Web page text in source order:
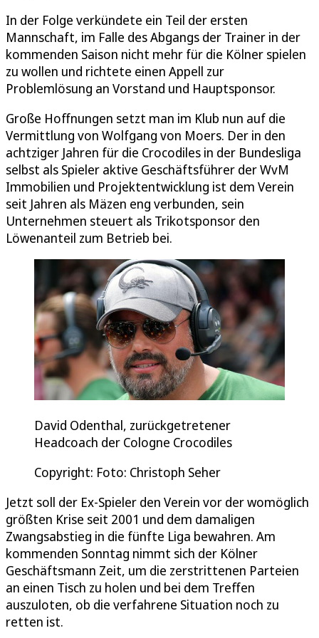
In der Folge verkündete ein Teil der ersten
Mannschaft, im Falle des Abgangs der Trainer in der
kommenden Saison nicht mehr für die Kölner spielen
zu wollen und richtete einen Appell zur
Problemlösung an Vorstand und Hauptsponsor.
Große Hoffnungen setzt man im Klub nun auf die
Vermittlung von Wolfgang von Moers. Der in den
achtziger Jahren für die Crocodiles in der Bundesliga
selbst als Spieler aktive Geschäftsführer der WvM
Immobilien und Projektentwicklung ist dem Verein
seit Jahren als Mäzen eng verbunden, sein
Unternehmen steuert als Trikotsponsor den
Löwenanteil zum Betrieb bei.
David Odenthal, zurückgetretener
Headcoach der Cologne Crocodiles
Copyright: Foto: Christoph Seher
Jetzt soll der Ex-Spieler den Verein vor der womöglich
größten Krise seit 2001 und dem damaligen
Zwangsabstieg in die fünfte Liga bewahren. Am
kommenden Sonntag nimmt sich der Kölner
Geschäftsmann Zeit, um die zerstrittenen Parteien
an einen Tisch zu holen und bei dem Treffen
auszuloten, ob die verfahrene Situation noch zu
retten ist.